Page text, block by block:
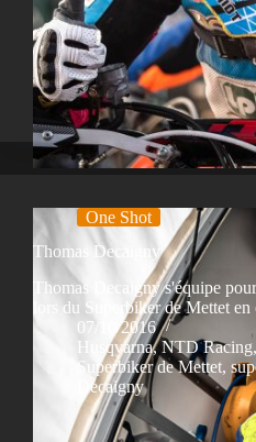
One Shot
Thomas Decaigny
Thomas Decaigny s'équipe
lors du Superbiker de Mettet
07/10/2016
Husqvarna,NTD Racing,
Superbiker de Mettet,
Decaigny